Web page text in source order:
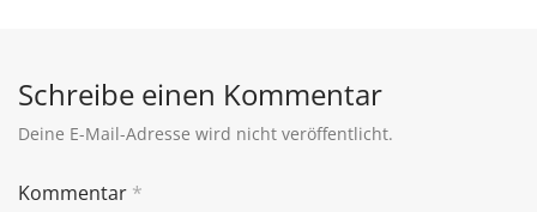
Schreibe einen Kommentar
Deine E-Mail-Adresse wird nicht veröffentlicht.
Kommentar *